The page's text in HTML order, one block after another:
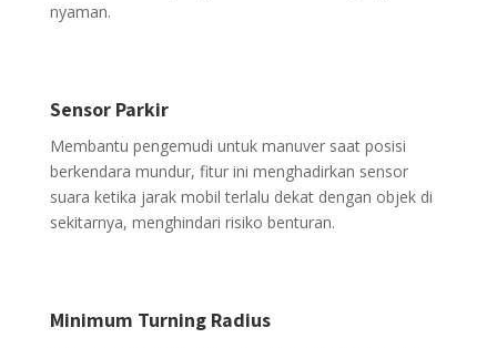
nyaman.
Sensor Parkir
Membantu pengemudi untuk manuver saat posisi
berkendara mundur, fitur ini menghadirkan sensor
suara ketika jarak mobil terlalu dekat dengan objek di
sekitarnya, menghindari risiko benturan.
Minimum Turning Radius